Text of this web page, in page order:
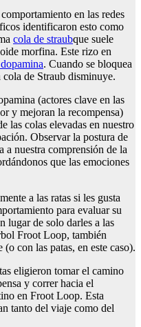
en las redes
identificaron esto como
cola de straubque suele
morfina. Este rizo en
. Cuando se bloquea
de Straub disminuye.
(actores clave en las
y mejoran la recompensa)
las colas elevadas en nuestro
Observar la postura de
a nuestra comprensión de la
que las emociones
a las ratas si les gusta
para evaluar su
lugar de solo darles a las
Froot Loop, también
con las patas, en este caso).
eligieron tomar el camino
y correr hacia el
en Froot Loop. Esta
tanto del viaje como del